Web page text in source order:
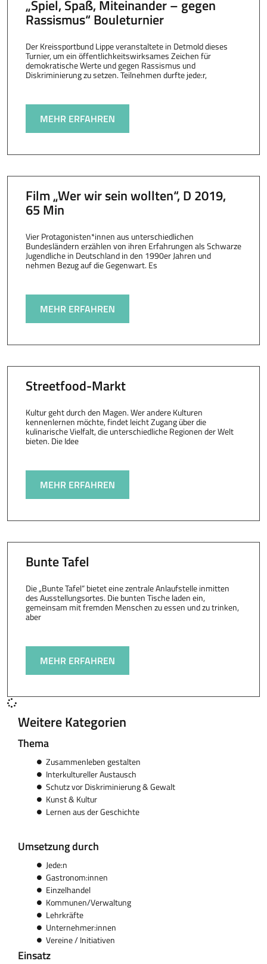
„Spiel, Spaß, Miteinander – gegen
Rassismus“ Bouleturnier
Der Kreissportbund Lippe veranstaltete in Detmold dieses
Turnier, um ein öffentlichkeitswirksames Zeichen für
demokratische Werte und gegen Rassismus und
Diskriminierung zu setzen. Teilnehmen durfte jede:r,
MEHR ERFAHREN
Film „Wer wir sein wollten“, D 2019,
65 Min
Vier Protagonisten*innen aus unterschiedlichen
Bundesländern erzählen von ihren Erfahrungen als Schwarze
Jugendliche in Deutschland in den 1990er Jahren und
nehmen Bezug auf die Gegenwart. Es
MEHR ERFAHREN
Streetfood-Markt
Kultur geht durch den Magen. Wer andere Kulturen
kennenlernen möchte, findet leicht Zugang über die
kulinarische Vielfalt, die unterschiedliche Regionen der Welt
bieten. Die Idee
MEHR ERFAHREN
Bunte Tafel
Die „Bunte Tafel“ bietet eine zentrale Anlaufstelle inmitten
des Ausstellungsortes. Die bunten Tische laden ein,
gemeinsam mit fremden Menschen zu essen und zu trinken,
aber
MEHR ERFAHREN
Weitere Kategorien
Thema
Zusammenleben gestalten
Interkultureller Austausch
Schutz vor Diskriminierung & Gewalt
Kunst & Kultur
Lernen aus der Geschichte
Umsetzung durch
Jede:n
Gastronom:innen
Einzelhandel
Kommunen/Verwaltung
Lehrkräfte
Unternehmer:innen
Vereine / Initiativen
Einsatz